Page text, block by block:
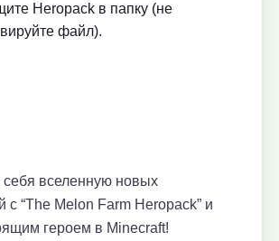
Heropack в папку (не
файл).
себя вселенную новых
с “The Melon Farm Heropack” и
героем в Minecraft!